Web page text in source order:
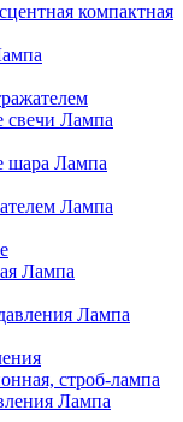
компактная
Лампа
Лампа
Лампа
Лампа
Лампа
строб-лампа
Лампа